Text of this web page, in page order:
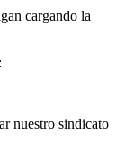
cargando la
nuestro sindicato